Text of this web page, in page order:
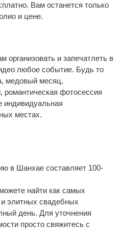
Вам останется только
и цене.
организовать и запечатлеть в
любое событие. Будь то
медовый месяц,
фотосессия
индивидуальная
местах.
в Шанхае составляет 100-
найти как самых
и элитных свадебных
день. Для уточнения
просто свяжитесь с